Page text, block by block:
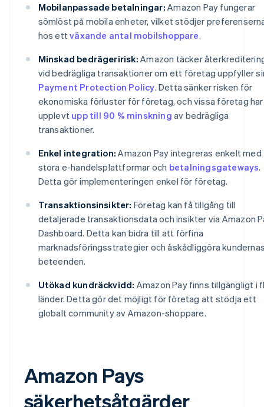
Mobilanpassade betalningar: Amazon Pay fungerar
sömlöst på mobila enheter, vilket stödjer
hos ettväxande antal mobilshoppare.
Minskad bedrägeririsk: Amazon täcker
vid bedrägliga transaktioner om ett företag uppfyller
Payment Protection Policy. Detta sänker risken för
ekonomiska förluster för företag, och vissa företag har
upplevt upp till 90 % minskning av bedrägliga
transaktioner.
Enkel integration: Amazon Pay integreras enkelt med
stora e-handelsplattformar och betalningsgateways.
Detta gör implementeringen enkel för företag.
Transaktionsinsikter: Företag kan få tillgång till
detaljerade transaktionsdata och insikter via Amazon
Dashboard. Detta kan bidra till att förfina
marknadsföringsstrategier och åskådliggöra
beteenden.
Utökad kundräckvidd: Amazon Pay finns tillgängligt i
länder. Detta gör det möjligt för företag att stödja ett
globalt community av Amazon-shoppare.
Amazon Pays
säkerhetsåtgärder